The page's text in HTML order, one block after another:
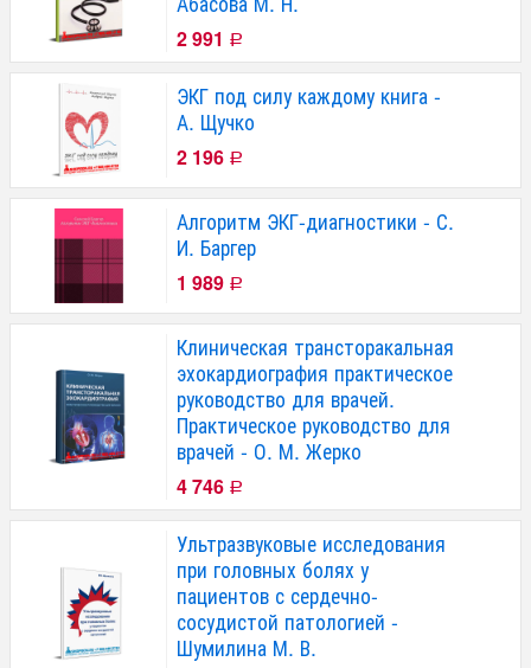
2 991 Р
ЭКГ под силу каждому книга -
А. Щучко
2 196 Р
Алгоритм ЭКГ-диагностики - С.
И. Баргер
1 989 Р
Клиническая трансторакальная
эхокардиография практическое
руководство для врачей.
Практическое руководство для
врачей - О. М. Жерко
4 746 Р
Ультразвуковые исследования
при головных болях у
пациентов с сердечно-
сосудистой патологией -
Шумилина М. В.